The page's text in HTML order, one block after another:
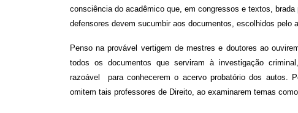
consciência do acadêmico que, em congressos e textos,
defensores devem sucumbir aos documentos, escolhidos pelo
Penso na provável vertigem de mestres e doutores ao
todos os documentos que serviram à investigação
razoável para conhecerem o acervo probatório dos autos.
omitem tais professores de Direito, ao examinarem temas